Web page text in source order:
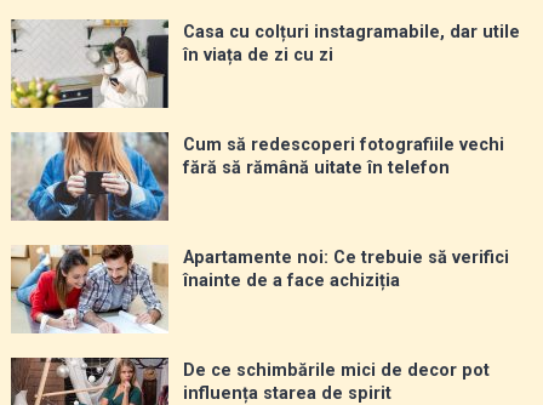
Casa cu colțuri instagramabile, dar utile
în viața de zi cu zi
Cum să redescoperi fotografiile vechi
fără să rămână uitate în telefon
Apartamente noi: Ce trebuie să verifici
înainte de a face achiziția
De ce schimbările mici de decor pot
influența starea de spirit